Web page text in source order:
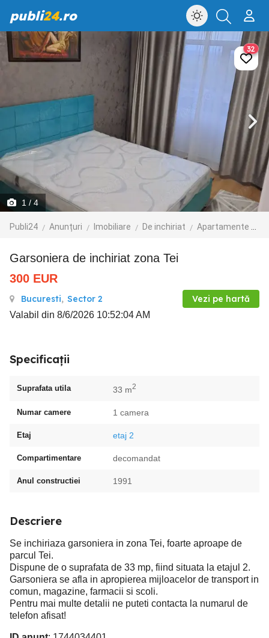
publi24.ro
1 / 4
Publi24 Anunțuri Imobiliare De inchiriat Apartamente de inchiriat
32
Garsoniera de inchiriat zona Tei
300 EUR
Bucuresti, Sector 2 Vezi pe hartă
Valabil din 8/6/2026 10:52:04 AM
Specificații
Suprafata utila 33 m2
Numar camere 1 camera
Etaj etaj 2
Compartimentare decomandat
Anul constructiei 1991
Descriere
Se inchiriaza garsoniera in zona Tei, foarte aproape de
parcul Tei.
Dispune de o suprafata de 33 mp, fiind situata la etajul 2.
Garsoniera se afla in apropierea mijloacelor de transport in
comun, magazine, farmacii si scoli.
Pentru mai multe detalii ne puteti contacta la numarul de
telefon afisat!